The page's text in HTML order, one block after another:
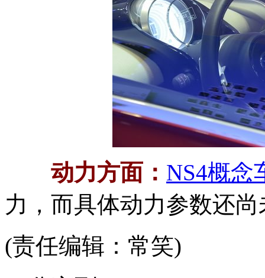
动力方面： NS4概念
力，而具体动力参数还
(责任编辑：常笑)